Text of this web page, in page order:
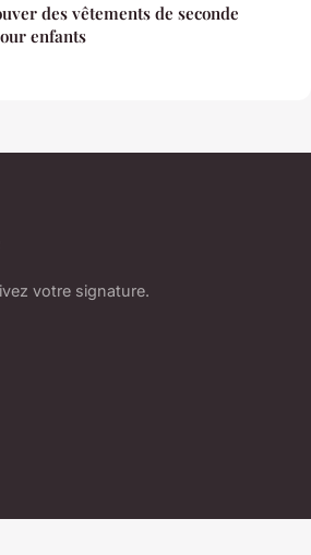
des vêtements de seconde
enfants
votre signature.